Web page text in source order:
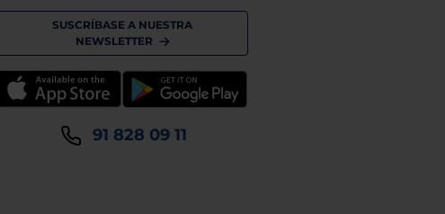
SUSCRÍBASE A NUESTRA
NEWSLETTER
91 828 09 11